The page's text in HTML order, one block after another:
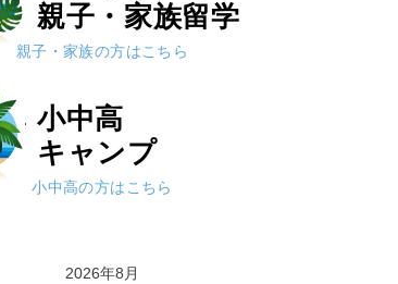
親子・家族留学
親子・家族の方はこちら
小中高
キャンプ
小中高の方はこちら
2026年8月